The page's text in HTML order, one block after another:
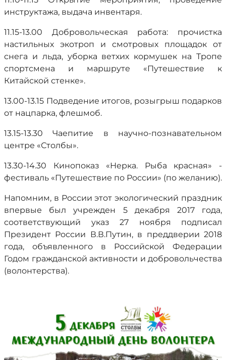
инструктажа, выдача инвентаря.
11.15-13.00 Добровольческая работа: прочистка
настильных экотроп и смотровых площадок от
снега и льда, уборка ветхих кормушек на Тропе
спортсмена и маршруте «Путешествие к
Китайской стенке».
13.00-13.15 Подведение итогов, розыгрыш подарков
от нацпарка, флешмоб.
13.15-13.30 Чаепитие в научно-познавательном
центре «Столбы».
13.30-14.30 Кинопоказ «Нерка. Рыба красная» -
фестиваль «Путешествие по России» (по желанию).
Напомним, в России этот экологический праздник
впервые был учрежден 5 декабря 2017 года,
соответствующий указ 27 ноября подписал
Президент России В.В.Путин, в преддверии 2018
года, объявленного в Российской Федерации
Годом гражданской активности и добровольчества
(волонтерства).